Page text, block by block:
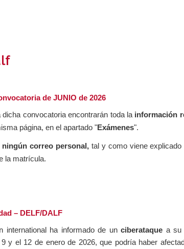
de JUNIO de 2026
dicha convocatoria encontrarán toda la información
página, en el apartado "Exámenes".
ningún correo personal,tal y como viene explicado
la matrícula.
– DELF/DALF
international ha informado de unciberataque a su
y el 12 de enero de 2026, que podría haber